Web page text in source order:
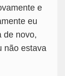
e
eu
de novo,
não estava